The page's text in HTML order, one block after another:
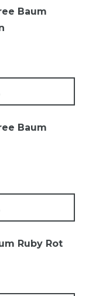
Baum
Baum
Ruby Rot